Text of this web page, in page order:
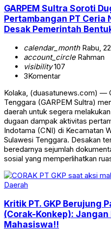
GARPEM Sultra Soroti
Pertambangan PT Ceria
Desak Pemerintah
calendar_monthRabu,
account_circleRahman
visibility107
3Komentar
Kolaka, (duasatunews.com) —
Tenggara (GARPEM Sultra)
daerah untuk segera
dugaan dampak aktivitas
Indotama (CNI) di Kecamatan
Sulawesi Tenggara. Desakan
beredarnya sejumlah
sosial yang memperlihatkan
Daerah
Kritik PT. GKP Berujung
(Corak-Konkep): Jangan
Mahasiswa!!